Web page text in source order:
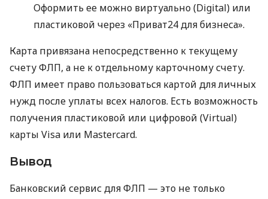
Оформить ее можно виртуально (Digital) или
пластиковой через «Приват24 для бизнеса».
Карта привязана непосредственно к текущему
счету ФЛП, а не к отдельному карточному счету.
ФЛП имеет право пользоваться картой для личных
нужд после уплаты всех налогов. Есть возможность
получения пластиковой или цифровой (Virtual)
карты Visa или Mastercard.
Вывод
Банковский сервис для ФЛП — это не только